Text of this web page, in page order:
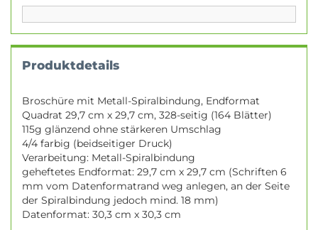
Produktdetails
Broschüre mit Metall-Spiralbindung, Endformat
Quadrat 29,7 cm x 29,7 cm, 328-seitig (164 Blätter)
115g glänzend ohne stärkeren Umschlag
4/4 farbig (beidseitiger Druck)
Verarbeitung: Metall-Spiralbindung
geheftetes Endformat: 29,7 cm x 29,7 cm (Schriften 6
mm vom Datenformatrand weg anlegen, an der Seite
der Spiralbindung jedoch mind. 18 mm)
Datenformat: 30,3 cm x 30,3 cm